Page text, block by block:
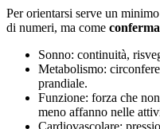
Per orientarsi serve un
di numeri, ma come
Sonno: continuità,
Metabolismo:
prandiale.
Funzione: forza che
meno affanno nelle
Cardiovascolare: